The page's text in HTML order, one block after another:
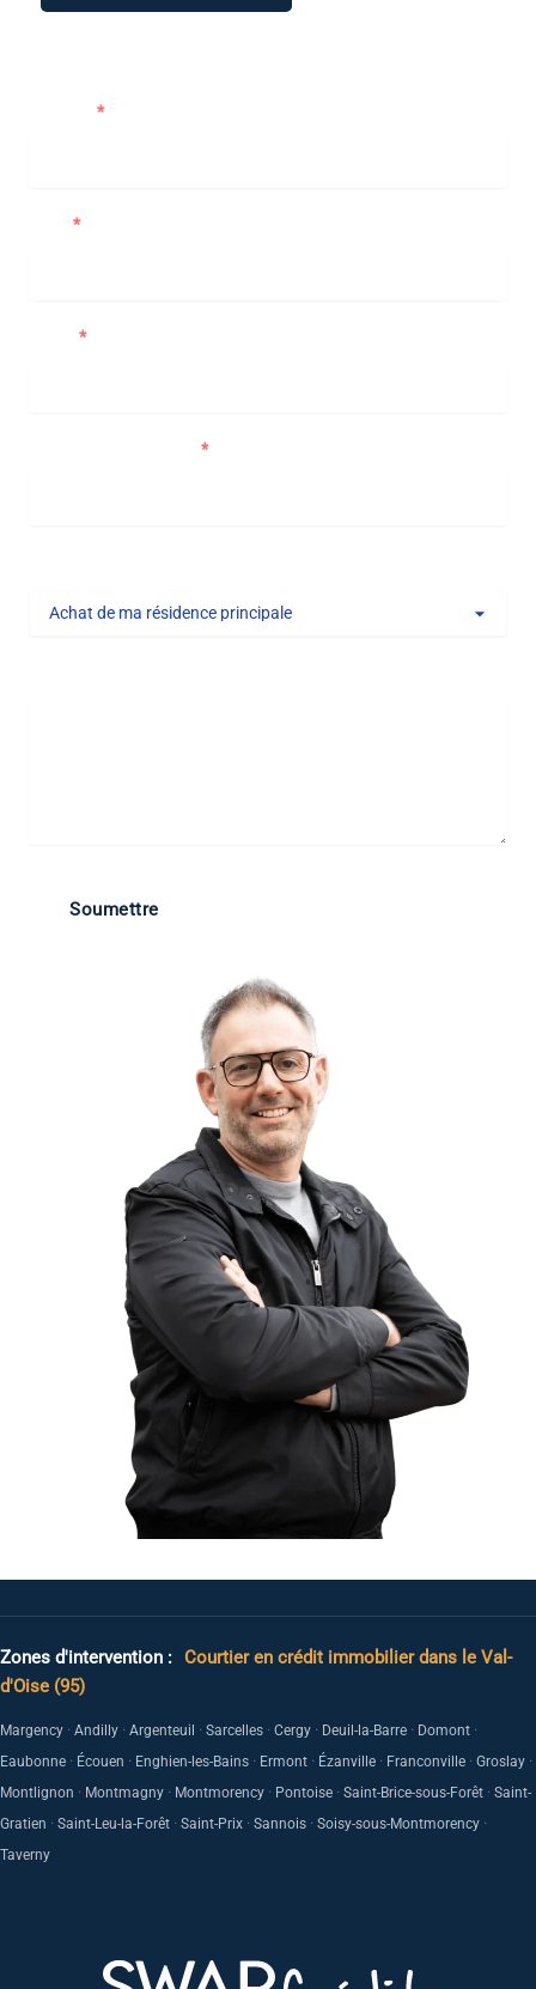
Soumettre
Zones d'intervention : Courtier en crédit immobilier dans le Val-
d'Oise (95)
Margency · Andilly · Argenteuil · Sarcelles · Cergy · Deuil-la-Barre · Domont ·
Eaubonne · Écouen · Enghien-les-Bains · Ermont · Ézanville · Franconville · Groslay ·
Montlignon · Montmagny · Montmorency · Pontoise · Saint-Brice-sous-Forêt · Saint-
Gratien · Saint-Leu-la-Forêt · Saint-Prix · Sannois · Soisy-sous-Montmorency ·
Taverny